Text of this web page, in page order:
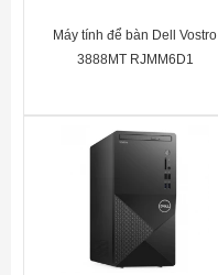
Máy tính để bàn Dell Vostro
3888MT RJMM6D1